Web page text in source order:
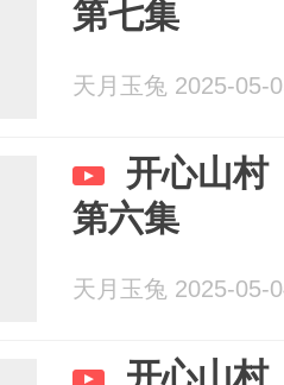
第七集
天月玉兔 2025-05-
开心山村
第六集
天月玉兔 2025-05-
开心山村